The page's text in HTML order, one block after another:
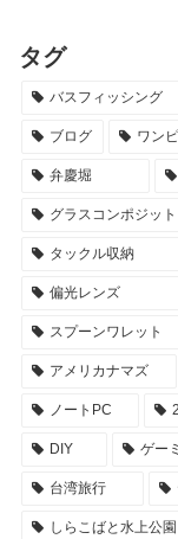
タグ
バスフィッシング
ブログ ワン
弁慶堀
グラスコンポジット
タックル収納
偏光レンズ
スプーンワレット
アメリカナマズ
ノートPC
DIY ゲー
台湾旅行
しらこばと水上公園